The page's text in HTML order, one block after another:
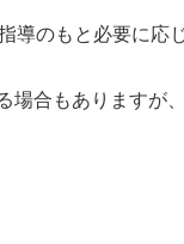
導のもと必要に応
合もありますが